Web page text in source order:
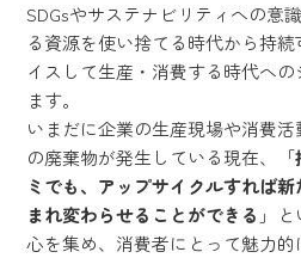
SDGsやサステナビリティへの意
る資源を使い捨てる時代から持
イスして生産・消費する時代へ
ます。
いまだに企業の生産現場や消費
の廃棄物が発生している現在、「
ミでも、アップサイクルすれば
まれ変わらせることができる 」
心を集め、消費者にとって魅力